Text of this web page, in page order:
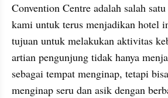
Convention Centre adalah salah
kami untuk terus menjadikan hotel
tujuan untuk melakukan aktivitas
artian pengunjung tidak hanya
sebagai tempat menginap, tetapi
menginap seru dan asik dengan